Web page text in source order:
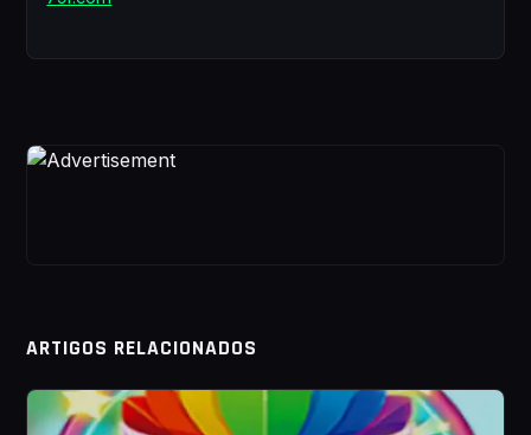
ARTIGOS RELACIONADOS